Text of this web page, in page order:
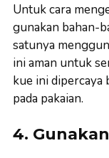
Untuk cara
gunakan bahan-
satunya
ini aman untuk
kue ini dipercaya
pada pakaian.
4.